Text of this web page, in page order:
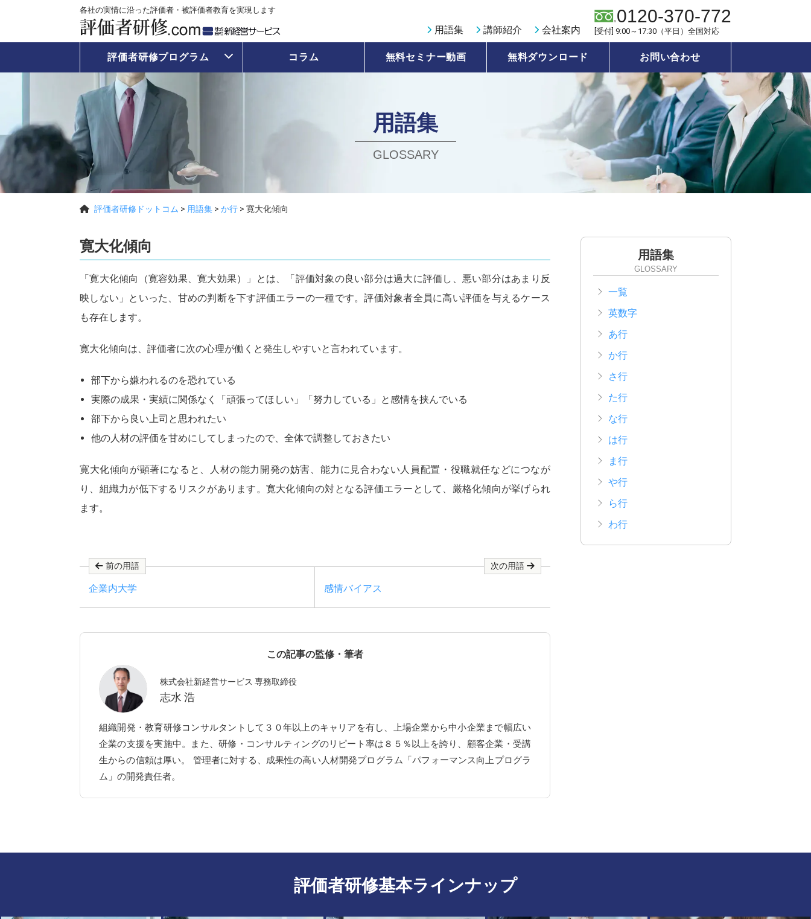
各社の実情に沿った評価者・被評価者教育を実現します
用語集 講師紹介 会社案内
0120-370-772
[受付] 9:00～17:30（平日）全国対応
評価者研修プログラム コラム 無料セミナー動画 無料ダウンロード お問い合わせ
用語集
GLOSSARY
評価者研修ドットコム > 用語集 > か行 > 寛大化傾向
寛大化傾向
「寛大化傾向（寛容効果、寛大効果）」とは、「評価対象の良い部分は過大に評価し、悪い部分はあまり反
映しない」といった、甘めの判断を下す評価エラーの一種です。評価対象者全員に高い評価を与えるケース
も存在します。
寛大化傾向は、評価者に次の心理が働くと発生しやすいと言われています。
部下から嫌われるのを恐れている
実際の成果・実績に関係なく「頑張ってほしい」「努力している」と感情を挟んでいる
部下から良い上司と思われたい
他の人材の評価を甘めにしてしまったので、全体で調整しておきたい
寛大化傾向が顕著になると、人材の能力開発の妨害、能力に見合わない人員配置・役職就任などにつなが
り、組織力が低下するリスクがあります。寛大化傾向の対となる評価エラーとして、厳格化傾向が挙げられ
ます。
前の用語
企業内大学
次の用語
感情バイアス
この記事の監修・筆者
株式会社新経営サービス 専務取締役
志水 浩
組織開発・教育研修コンサルタントして３０年以上のキャリアを有し、上場企業から中小企業まで幅広い
企業の支援を実施中。また、研修・コンサルティングのリピート率は８５％以上を誇り、顧客企業・受講
生からの信頼は厚い。 管理者に対する、成果性の高い人材開発プログラム「パフォーマンス向上プログラ
ム」の開発責任者。
用語集
GLOSSARY
一覧
英数字
あ行
か行
さ行
た行
な行
は行
ま行
や行
ら行
わ行
評価者研修基本ラインナップ